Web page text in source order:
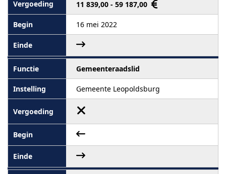
11 839,00 - 59 187,00
16 mei 2022
Gemeenteraadslid
Gemeente Leopoldsburg